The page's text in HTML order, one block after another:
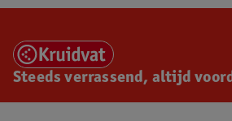
Steeds verrassend, altijd